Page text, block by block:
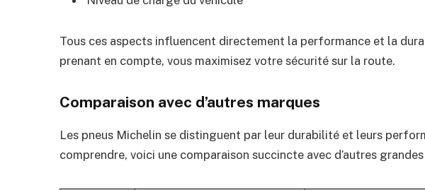
Tous ces aspects influencent directement la performance et la
prenant en compte, vous maximisez votre sécurité sur la route.
Comparaison avec d’autres marques
Les pneus Michelin se distinguent par leur durabilité et leurs
comprendre, voici une comparaison succincte avec d’autres